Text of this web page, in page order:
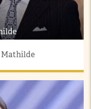
Mathilde